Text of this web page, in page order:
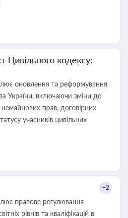
Цивільного кодексу:
оновлення та реформування
України, включаючи зміни до
прав, договірних
учасників цивільних
+2
правове регулювання
рівнів та кваліфікацій в